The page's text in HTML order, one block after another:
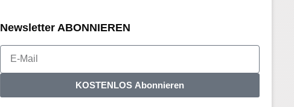
Newsletter ABONNIEREN
KOSTENLOS Abonnieren